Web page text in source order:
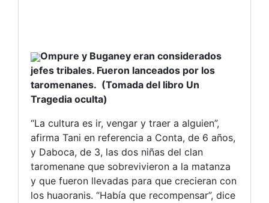
Ompure y Buganey eran considerados
jefes tribales. Fueron lanceados por los
taromenanes. (Tomada del libro Un
Tragedia oculta)
“La cultura es ir, vengar y traer a alguien”,
afirma Tani en referencia a Conta, de 6 años,
y Daboca, de 3, las dos niñas del clan
taromenane que sobrevivieron a la matanza
y que fueron llevadas para que crecieran con
los huaoranis. “Había que recompensar”, dice